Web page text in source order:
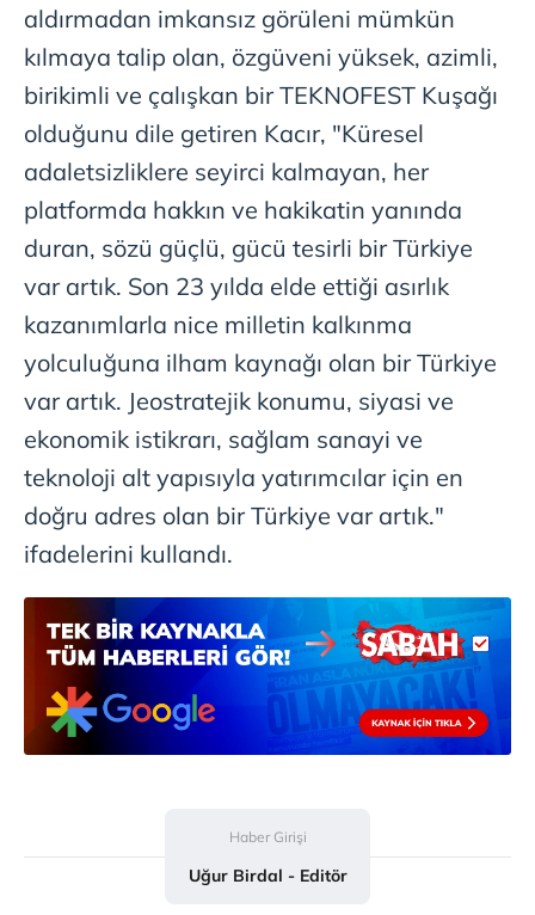
aldırmadan imkansız görüleni mümkün
kılmaya talip olan, özgüveni yüksek, azimli,
birikimli ve çalışkan bir TEKNOFEST Kuşağı
olduğunu dile getiren Kacır, "Küresel
adaletsizliklere seyirci kalmayan, her
platformda hakkın ve hakikatin yanında
duran, sözü güçlü, gücü tesirli bir Türkiye
var artık. Son 23 yılda elde ettiği asırlık
kazanımlarla nice milletin kalkınma
yolculuğuna ilham kaynağı olan bir Türkiye
var artık. Jeostratejik konumu, siyasi ve
ekonomik istikrarı, sağlam sanayi ve
teknoloji alt yapısıyla yatırımcılar için en
doğru adres olan bir Türkiye var artık."
ifadelerini kullandı.
Haber Girişi
Uğur Birdal - Editör